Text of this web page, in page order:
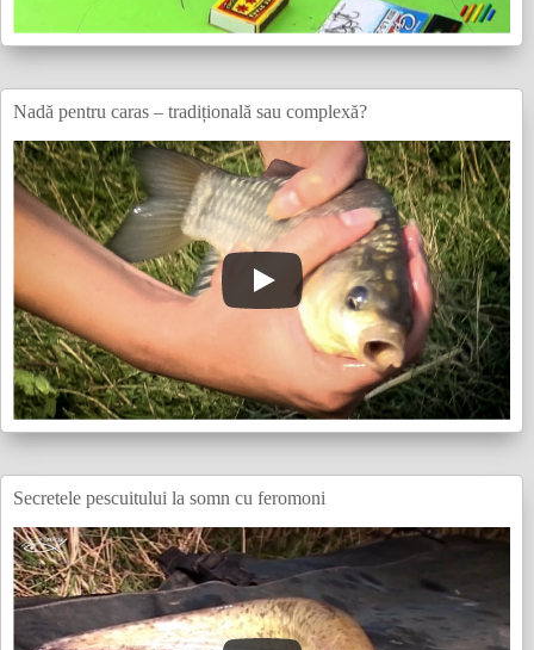
Nadă pentru caras – tradițională sau complexă?
Secretele pescuitului la somn cu feromoni